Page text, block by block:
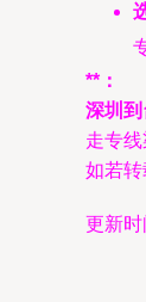
**：
深圳到
走专
如若转
更新